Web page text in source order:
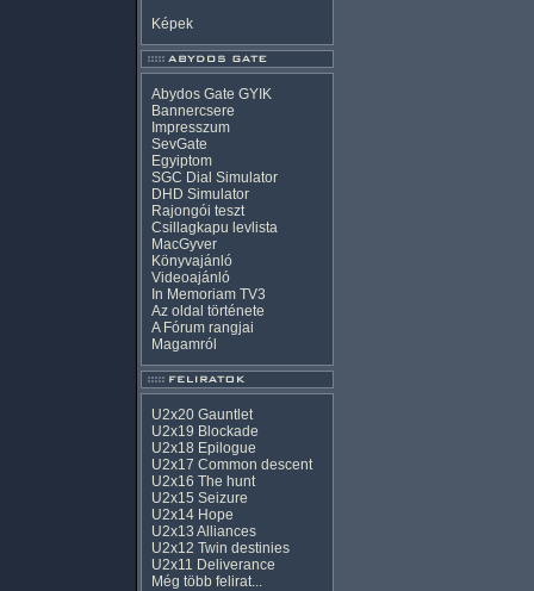
Képek
Abydos Gate GYIK
Bannercsere
Impresszum
SevGate
Egyiptom
SGC Dial Simulator
DHD Simulator
Rajongói teszt
Csillagkapu levlista
MacGyver
Könyvajánló
Videoajánló
In Memoriam TV3
Az oldal története
A Fórum rangjai
Magamról
U2x20 Gauntlet
U2x19 Blockade
U2x18 Epilogue
U2x17 Common descent
U2x16 The hunt
U2x15 Seizure
U2x14 Hope
U2x13 Alliances
U2x12 Twin destinies
U2x11 Deliverance
Még több felirat...